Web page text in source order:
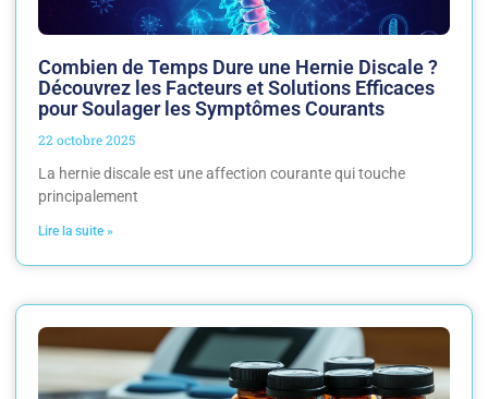
Combien de Temps Dure une Hernie Discale ?
Découvrez les Facteurs et Solutions Efficaces
pour Soulager les Symptômes Courants
22 octobre 2025
La hernie discale est une affection courante qui touche
principalement
Lire la suite »